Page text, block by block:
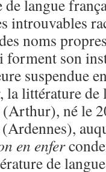
langue
introuvables
noms
forment son
suspendue
la littérature de
né le
en enfer
de